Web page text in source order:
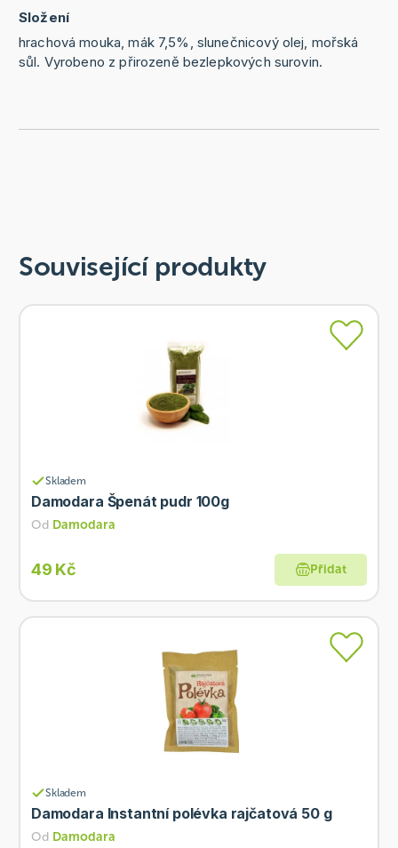
Složení
hrachová mouka, mák 7,5%, slunečnicový olej, mořská
sůl. Vyrobeno z přirozeně bezlepkových surovin.
Související produkty
Skladem
Damodara Špenát pudr 100g
Od Damodara
49 Kč Přidat
Skladem
Damodara Instantní polévka rajčatová 50 g
Od Damodara